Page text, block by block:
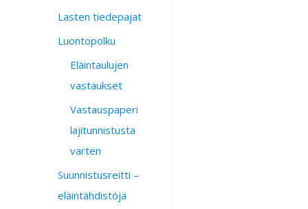
Lasten tiedepajat
Luontopolku
Eläintaulujen
vastaukset
Vastauspaperi
lajitunnistusta
varten
Suunnistusreitti –
eläintähdistöjä